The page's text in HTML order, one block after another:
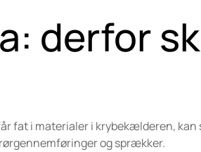
derfor
fat i materialer i krybekælderen, kan
og sprækker.